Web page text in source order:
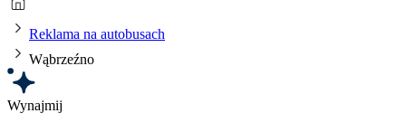
Reklama na autobusach
Wąbrzeźno
Wynajmij